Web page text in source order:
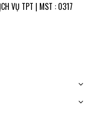
VỤ TPT | MST : 0317